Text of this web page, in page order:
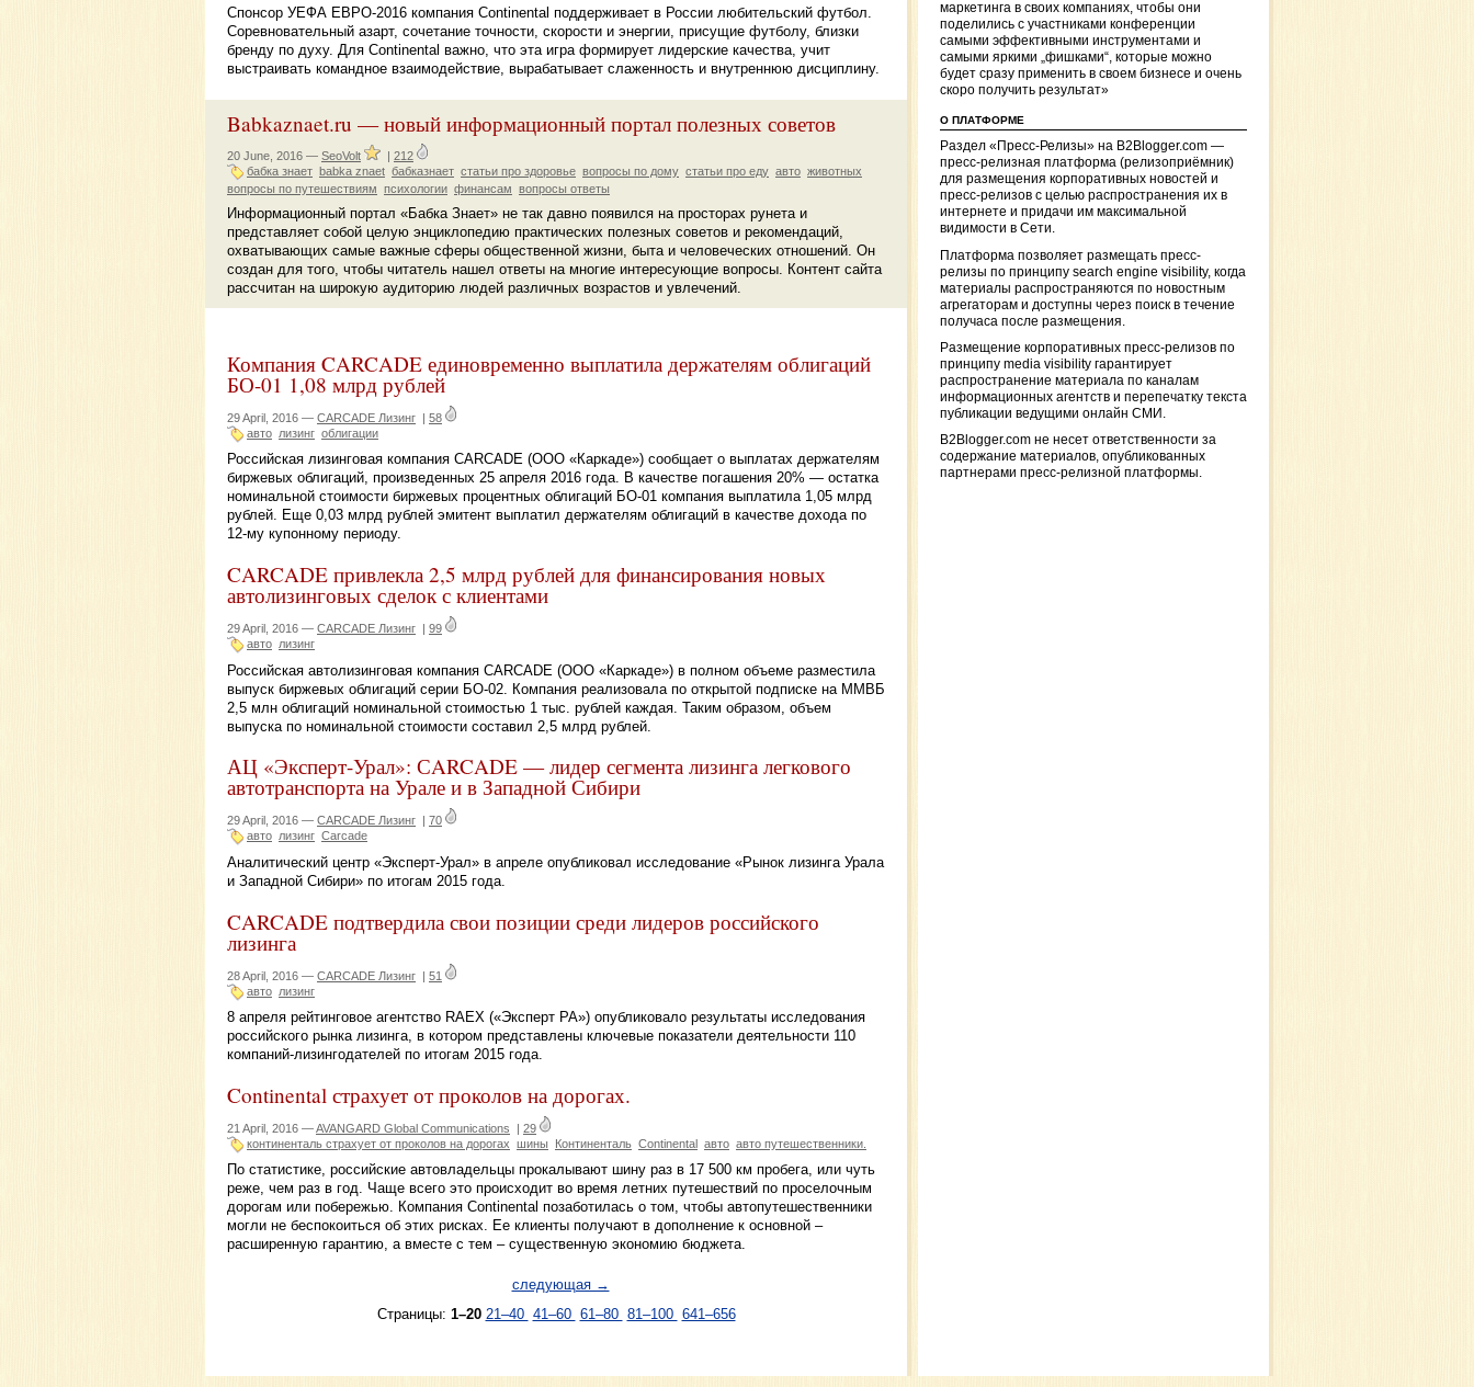
Спонсор УЕФА ЕВРО-2016 компания Continental поддерживает в России любительский футбол.
Соревновательный азарт, сочетание точности, скорости и энергии, присущие футболу, близки
бренду по духу. Для Continental важно, что эта игра формирует лидерские качества, учит
выстраивать командное взаимодействие, вырабатывает слаженность и внутреннюю дисциплину.
Babkaznaet.ru — новый информационный портал полезных советов
20 June, 2016 — SeoVolt
212
бабка знает babka znaet бабказнает статьи про здоровье вопросы по дому статьи про еду авто животных
вопросы по путешествиям психологии финансам вопросы ответы
Информационный портал «Бабка Знает» не так давно появился на просторах рунета и
представляет собой целую энциклопедию практических полезных советов и рекомендаций,
охватывающих самые важные сферы общественной жизни, быта и человеческих отношений. Он
создан для того, чтобы читатель нашел ответы на многие интересующие вопросы. Контент сайта
рассчитан на широкую аудиторию людей различных возрастов и увлечений.
Компания CARCADE единовременно выплатила держателям облигаций
БО-01 1,08 млрд рублей
29 April, 2016 — CARCADE Лизинг | 58
авто лизинг облигации
Российская лизинговая компания CARCADE (ООО «Каркаде») сообщает о выплатах держателям
биржевых облигаций, произведенных 25 апреля 2016 года. В качестве погашения 20% — остатка
номинальной стоимости биржевых процентных облигаций БО-01 компания выплатила 1,05 млрд
рублей. Еще 0,03 млрд рублей эмитент выплатил держателям облигаций в качестве дохода по
12-му купонному периоду.
CARCADE привлекла 2,5 млрд рублей для финансирования новых
автолизинговых сделок с клиентами
29 April, 2016 — CARCADE Лизинг | 99
авто лизинг
Российская автолизинговая компания CARCADE (ООО «Каркаде») в полном объеме разместила
выпуск биржевых облигаций серии БО-02. Компания реализовала по открытой подписке на ММВБ
2,5 млн облигаций номинальной стоимостью 1 тыс. рублей каждая. Таким образом, объем
выпуска по номинальной стоимости составил 2,5 млрд рублей.
АЦ «Эксперт-Урал»: СARCADE — лидер сегмента лизинга легкового
автотранспорта на Урале и в Западной Сибири
29 April, 2016 — CARCADE Лизинг
70
авто лизинг Carcade
Аналитический центр «Эксперт-Урал» в апреле опубликовал исследование «Рынок лизинга Урала
и Западной Сибири» по итогам 2015 года.
CARCADE подтвердила свои позиции среди лидеров российского
лизинга
28 April, 2016 — CARCADE Лизинг | 51
авто лизинг
8 апреля рейтинговое агентство RAEX («Эксперт РА») опубликовало результаты исследования
российского рынка лизинга, в котором представлены ключевые показатели деятельности 110
компаний-лизингодателей по итогам 2015 года.
Continental страхует от проколов на дорогах.
21 April, 2016 —AVANGARD Global Communications | 29
континенталь страхует от проколов на дорогах шины Континенталь Continental авто авто путешественники.
По статистике, российские автовладельцы прокалывают шину раз в 17 500 км пробега, или чуть
реже, чем раз в год. Чаще всего это происходит во время летних путешествий по проселочным
дорогам или побережью. Компания Continental позаботилась о том, чтобы автопутешественники
могли не беспокоиться об этих рисках. Ее клиенты получают в дополнение к основной –
расширенную гарантию, а вместе с тем – существенную экономию бюджета.
следующая →
Страницы: 1–20 21–40 41–60 61–80 81–100 641–656
маркетинга в своих компаниях, чтобы они
поделились с участниками конференции
самыми эффективными инструментами и
самыми яркими „фишками“, которые можно
будет сразу применить в своем бизнесе и очень
скоро получить результат»
О ПЛАТФОРМЕ
Раздел «Пресс-Релизы» на B2Blogger.com —
пресс-релизная платформа (релизоприёмник)
для размещения корпоративных новостей и
пресс-релизов с целью распространения их в
интернете и придачи им максимальной
видимости в Сети.
Платформа позволяет размещать пресс-
релизы по принципу search engine visibility, когда
материалы распространяются по новостным
агрегаторам и доступны через поиск в течение
получаса после размещения.
Размещение корпоративных пресс-релизов по
принципу media visibility гарантирует
распространение материала по каналам
информационных агентств и перепечатку текста
публикации ведущими онлайн СМИ.
B2Blogger.com не несет ответственности за
содержание материалов, опубликованных
партнерами пресс-релизной платформы.